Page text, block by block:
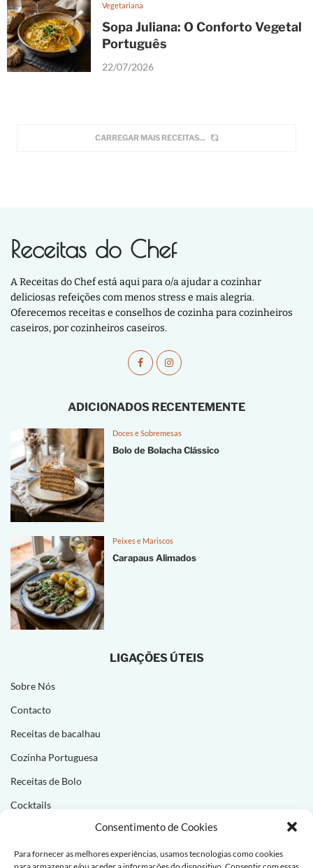
Consentimento de Cookies
Para fornecer as melhores experiências, usamos tecnologias como cookies
Vegetariana
Sopa Juliana: O Conforto Vegetal
Português
22/07/2026
CARREGAR MAIS RECEITAS
Receitas do Chef
A Receitas do Chef está aqui para o/a ajudar a cozinhar
deliciosas refeições com menos stress e mais alegria.
Oferecemos receitas e conselhos de cozinha para cozinheiros
caseiros, por cozinheiros caseiros.
ADICIONADOS RECENTEMENTE
Doces e Sobremesas
Bolo de Bolacha Clássico
Peixes e Mariscos
Carapaus Alimados
LIGAÇÕES ÚTEIS
Sobre Nós
Contacto
Receitas de bacalhau
Cozinha Portuguesa
Receitas de Bolo
Cocktails